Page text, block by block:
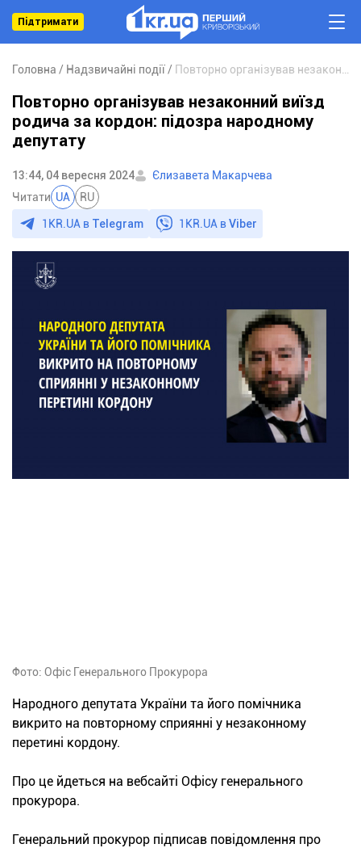
Підтримати
Головна Надзвичайні події
Повторно організував незаконний виїзд
родича за кордон: підозра народному
депутату
13:44, 04 вересня 2024
Єлизавета Макарчева
Читати UA RU
1KR.UA в Telegram 1KR.UA вViber
Фото: Офіс Генерального Прокурора
Народного депутата України та його помічника
викрито на повторному сприянні у незаконному
перетині кордону.
Про це йдеться на вебсайті Офісу генерального
прокурора.
Генеральний прокурор підписав повідомлення про